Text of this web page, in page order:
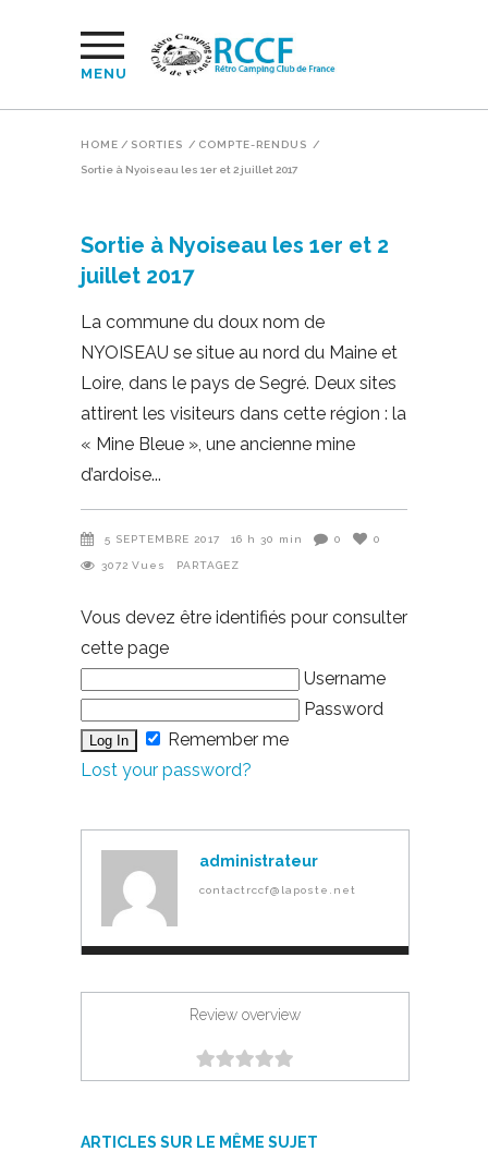
MENU
HOME / SORTIES / COMPTE-RENDUS /
Sortie à Nyoiseau les 1er et 2 juillet 2017
Sortie à Nyoiseau les 1er et 2
juillet 2017
La commune du doux nom de
NYOISEAU se situe au nord du Maine et
Loire, dans le pays de Segré. Deux sites
attirent les visiteurs dans cette région : la
« Mine Bleue », une ancienne mine
d’ardoise
5 SEPTEMBRE 2017 16 h 30 min 0 0
3072 Vues PARTAGEZ
Vous devez être identifiés pour consulter
cette page
Username
Password
Remember me
Lost your password?
administrateur
contactrccf@laposte.net
Review overview
ARTICLES SUR LE MÊME SUJET